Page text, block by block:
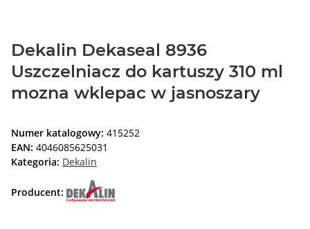
Dekalin Dekaseal 8936
Uszczelniacz do kartuszy 310 ml
mozna wklepac w jasnoszary
Numer katalogowy: 415252
EAN: 4046085625031
Kategoria: Dekalin
Producent: